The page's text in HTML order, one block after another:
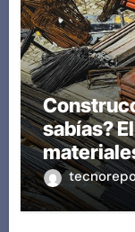
sabías?